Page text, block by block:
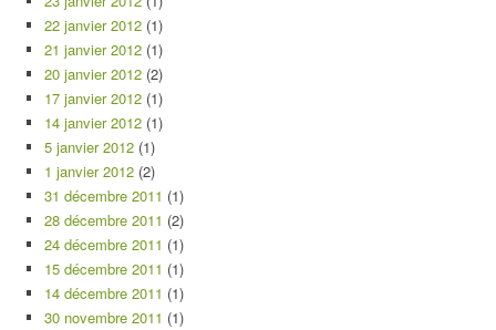
22 janvier 2012 (1)
21 janvier 2012 (1)
20 janvier 2012 (2)
17 janvier 2012 (1)
14 janvier 2012 (1)
5 janvier 2012 (1)
1 janvier 2012 (2)
31 décembre 2011 (1)
28 décembre 2011 (2)
24 décembre 2011 (1)
15 décembre 2011 (1)
14 décembre 2011 (1)
30 novembre 2011 (1)